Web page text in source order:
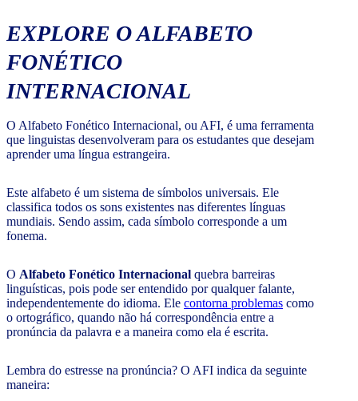
EXPLORE O ALFABETO
FONÉTICO
INTERNACIONAL
O Alfabeto Fonético Internacional, ou AFI, é uma ferramenta
que linguistas desenvolveram para os estudantes que desejam
aprender uma língua estrangeira.
Este alfabeto é um sistema de símbolos universais. Ele
classifica todos os sons existentes nas diferentes línguas
mundiais. Sendo assim, cada símbolo corresponde a um
fonema.
O Alfabeto Fonético Internacional quebra barreiras
linguísticas, pois pode ser entendido por qualquer falante,
independentemente do idioma. Ele contorna problemas como
o ortográfico, quando não há correspondência entre a
pronúncia da palavra e a maneira como ela é escrita.
Lembra do estresse na pronúncia? O AFI indica da seguinte
maneira: